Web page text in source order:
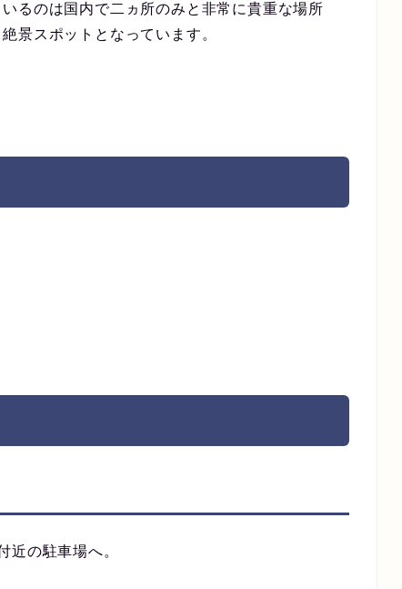
るのは国内で二ヵ所のみと非常に貴重な場所
景スポットとなっています。
近の駐車場へ。